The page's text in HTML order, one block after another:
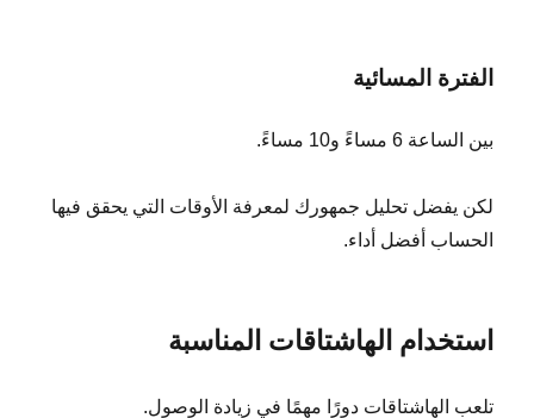
الفترة المسائية
بين الساعة 6 مساءً و10 مساءً.
لكن يفضل تحليل جمهورك لمعرفة الأوقات التي يحقق فيها
الحساب أفضل أداء.
استخدام الهاشتاقات المناسبة
تلعب الهاشتاقات دورًا مهمًا في زيادة الوصول.